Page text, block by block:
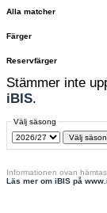
Alla matcher
Färger
Reservfärger
Stämmer inte
iBIS.
Välj säsong
Informationen ovan
Läs mer om iBIS på